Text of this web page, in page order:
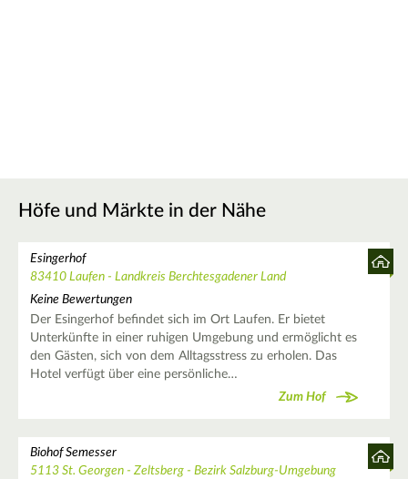
Höfe und Märkte in der Nähe
Esingerhof
83410 Laufen - Landkreis Berchtesgadener Land
Keine Bewertungen
Der Esingerhof befindet sich im Ort Laufen. Er bietet
Unterkünfte in einer ruhigen Umgebung und ermöglicht es
den Gästen, sich von dem Alltagsstress zu erholen. Das
Hotel verfügt über eine persönliche…
Zum Hof
Biohof Semesser
5113 St. Georgen - Zeltsberg - Bezirk Salzburg-Umgebung